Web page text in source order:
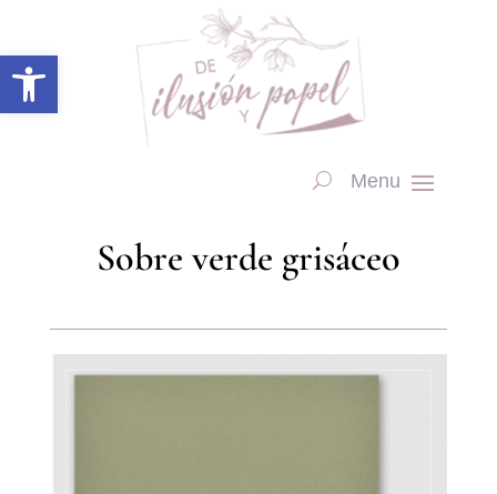
Abrir barra de herramientas
Sobre verde grisáceo